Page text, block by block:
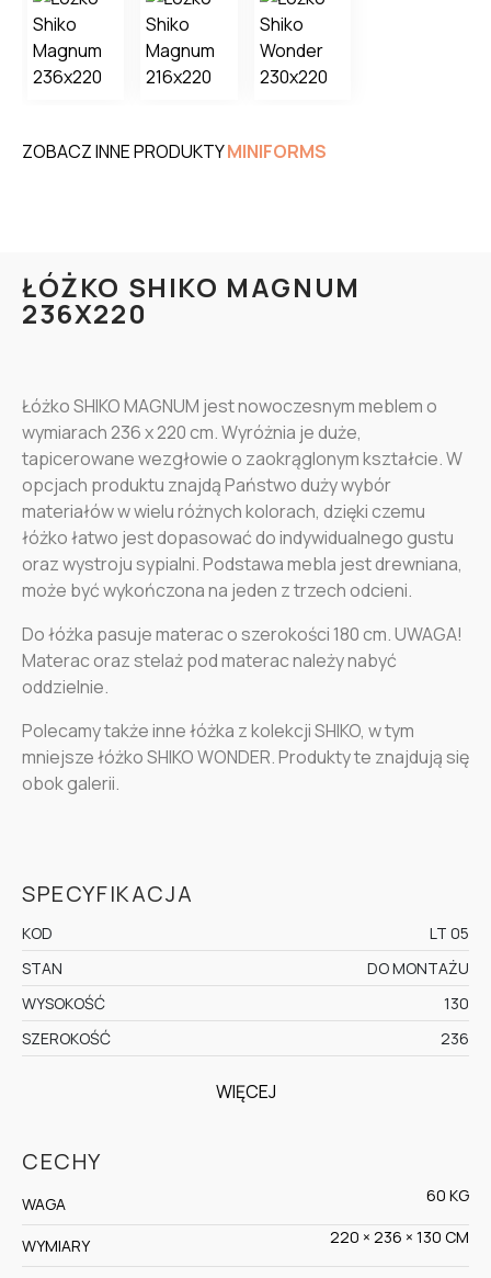
ZOBACZ INNE PRODUKTYMINIFORMS
ŁÓŻKO SHIKO MAGNUM
236X220
Łóżko SHIKO MAGNUM jest nowoczesnym meblem o
wymiarach 236 x 220 cm. Wyróżnia je duże,
tapicerowane wezgłowie o zaokrąglonym kształcie. W
opcjach produktu znajdą Państwo duży wybór
materiałów w wielu różnych kolorach, dzięki czemu
łóżko łatwo jest dopasować do indywidualnego gustu
oraz wystroju sypialni. Podstawa mebla jest drewniana,
może być wykończona na jeden z trzech odcieni.
Do łóżka pasuje materac o szerokości 180 cm. UWAGA!
Materac oraz stelaż pod materac należy nabyć
oddzielnie.
Polecamy także inne łóżka z kolekcji SHIKO, w tym
mniejsze łóżko SHIKO WONDER. Produkty te znajdują się
obok galerii.
SPECYFIKACJA
KOD
LT 05
STAN
DO MONTAŻU
WYSOKOŚĆ
130
SZEROKOŚĆ
236
WIĘCEJ
CECHY
WAGA 60 KG
WYMIARY 220 × 236 × 130 CM